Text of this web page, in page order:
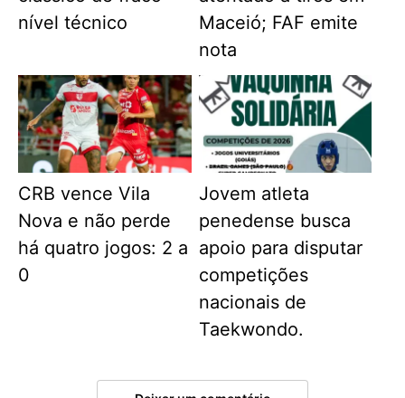
nível técnico
Maceió; FAF emite
nota
CRB vence Vila
Nova e não perde
há quatro jogos: 2 a
0
Jovem atleta
penedense busca
apoio para disputar
competições
nacionais de
Taekwondo.